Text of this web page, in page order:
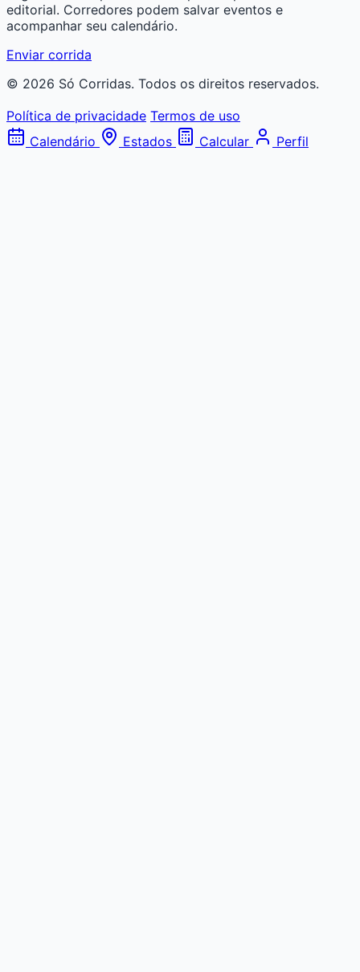
editorial. Corredores podem salvar eventos e
acompanhar seu calendário.
Enviar corrida
© 2026 Só Corridas. Todos os direitos reservados.
Política de privacidade Termos de uso
Calendário
Estados Calcular Perfil